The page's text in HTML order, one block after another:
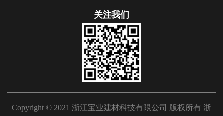
关注我们
Copyright © 2021 浙江宝业建材科技有限公司 版权所有 浙